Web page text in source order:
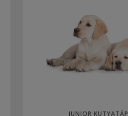
JUNIOR KUTYATÁP